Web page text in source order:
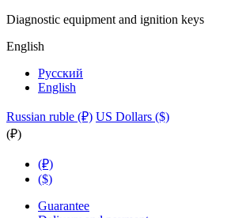
Diagnostic equipment and ignition keys
English
Русский
English
Russian ruble (₽) US Dollars ($)
(₽)
(₽)
($)
Guarantee